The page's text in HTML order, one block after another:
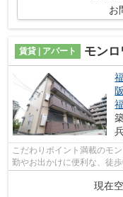
お
賃貸 | アパート モン
こだわりポイント満載のモ
勤やお出かけに便利な、徒
現在